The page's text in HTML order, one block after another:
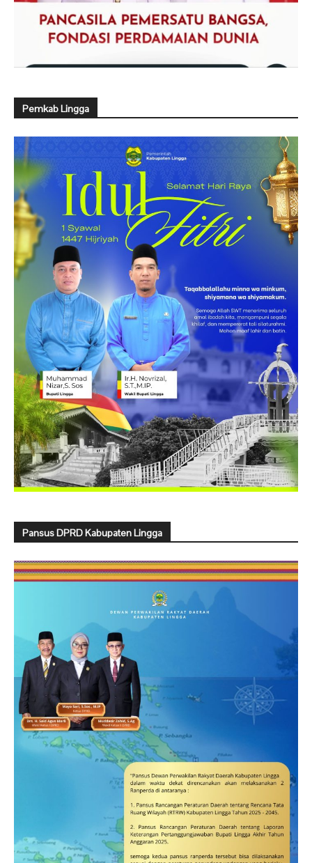
Pemkab Lingga
Pansus DPRD Kabupaten Lingga